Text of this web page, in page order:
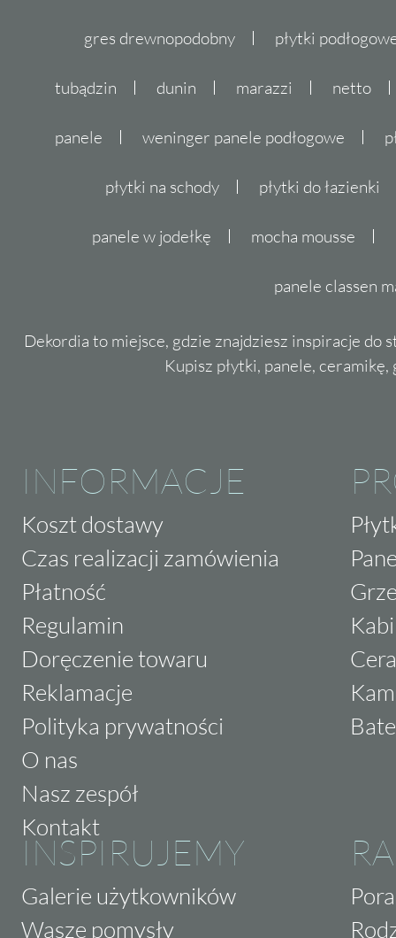
gres drewnopodobny płytki
tubądzin dunin marazzi netto
panele weninger panele podłogowe
płytki na schody płytki do łazienki
panele w jodełkę mocha mousse
panele classen
Dekordia to miejsce, gdzie znajdziesz inspiracje do
Kupisz płytki, panele,
INFORMACJE
Koszt dostawy
Czas realizacji zamówienia
Płatność
Regulamin
Doręczenie towaru
Reklamacje
Polityka prywatności
O nas
Nasz zespół
Kontakt
INSPIRUJEMY
Galerie użytkowników
Wasze pomysły